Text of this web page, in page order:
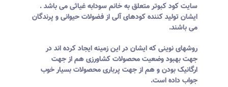
سایت کود کبوتر متعلق به خانم سودابه غیاثی می باشد .
ایشان تولید کننده کودهای آلی از فضولات حیوانی و پرندگان
می باشند.
روشهای نوینی که ایشان در این زمینه ایجاد کرده اند در
جهت بهبود وضعیت محصولات کشاورزی هم از جهت
ارگانیک بودن و هم از جهت پرباری محصولات بسیار خوب
جواب داده است.